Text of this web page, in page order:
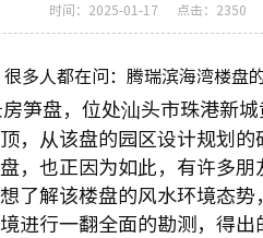
时间：2025-01-17 点击：2350
多人都在问：腾瑞滨海湾楼盘
笋盘，位处汕头市珠港新
，从该盘的园区设计规划
，也正因为如此，有许多
了解该楼盘的风水环境态
进行一翻全面的勘测，得